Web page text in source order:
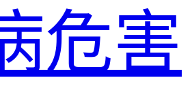
危害